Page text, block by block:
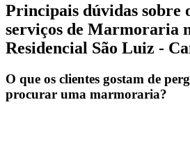
Principais dúvidas sobre
serviços de Marmoraria
Residencial São Luiz -
O que os clientes gostam de
procurar uma marmoraria?